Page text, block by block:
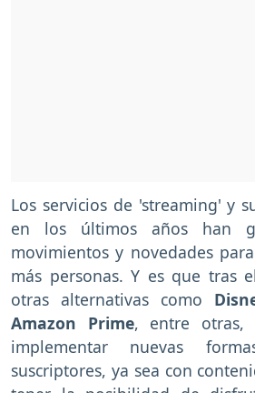
Los servicios de 'streaming' y
en los últimos años han
movimientos y novedades
más personas. Y es que tras
otras alternativas como
Amazon Prime, entre otras,
implementar nuevas
suscriptores, ya sea con